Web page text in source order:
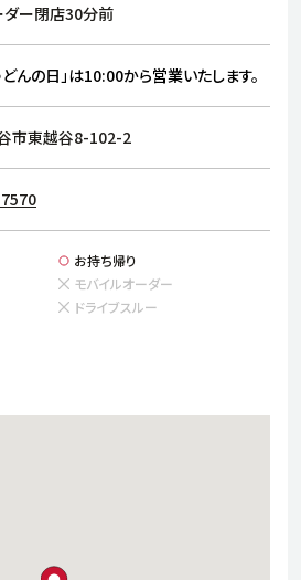
店舗検索
採用情報
わせ
English
ダー閉店30分前
どんの日」は10:00から営業いたします。
市東越谷8-102-2
お持ち帰り
モバイルオーダー
ドライブスルー
map pin